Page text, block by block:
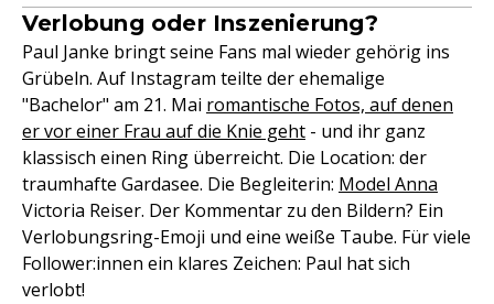
Verlobung oder Inszenierung?
Paul Janke bringt seine Fans mal wieder gehörig ins
Grübeln. Auf Instagram teilte der ehemalige
"Bachelor" am 21. Mai romantische Fotos, auf denen
er vor einer Frau auf die Knie geht - und ihr ganz
klassisch einen Ring überreicht. Die Location: der
traumhafte Gardasee. Die Begleiterin: Model Anna
Victoria Reiser. Der Kommentar zu den Bildern? Ein
Verlobungsring-Emoji und eine weiße Taube. Für viele
Follower:innen ein klares Zeichen: Paul hat sich
verlobt!